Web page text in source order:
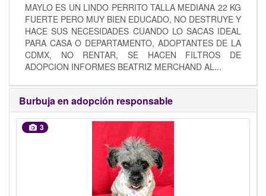
MAYLO ES UN LINDO PERRITO TALLA MEDIANA 22 KG
FUERTE PERO MUY BIEN EDUCADO, NO DESTRUYE Y
HACE SUS NECESIDADES CUANDO LO SACAS IDEAL
PARA CASA O DEPARTAMENTO, ADOPTANTES DE LA
CDMX, NO RENTAR, SE HACEN FILTROS DE
ADOPCION INFORMES BEATRIZ MERCHAND AL...
Burbuja en adopción responsable
3